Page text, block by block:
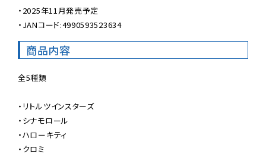
・2025年11月発売予定
・JANコード:4990593523634
商品内容
全5種類
・リトルツインスターズ
・シナモロール
・ハローキティ
・クロミ